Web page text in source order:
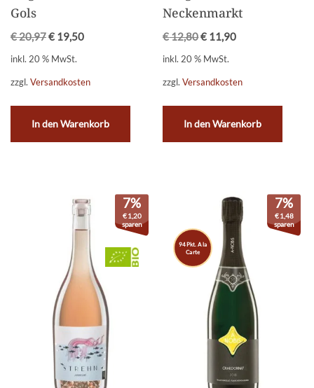
Gols
€20,97€ 19,50
inkl. 20 % MwSt.
zzgl. Versandkosten
In den Warenkorb
Neckenmarkt
€12,80€ 11,90
inkl. 20 % MwSt.
zzgl.Versandkosten
In den Warenkorb
7%
€1,20
sparen
94 Pkt. A la
Carte
7%
€1,48
sparen